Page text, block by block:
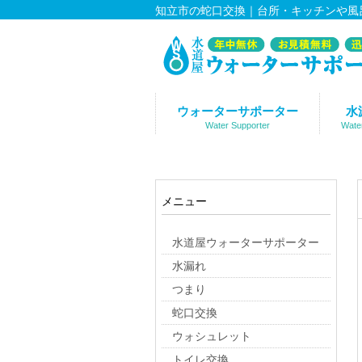
知立市の蛇口交換｜台所・キッチンや
ウォーターサポーター
Water Supporter
水
メニュー
水道屋ウォーターサポーター
水漏れ
つまり
蛇口交換
ウォシュレット